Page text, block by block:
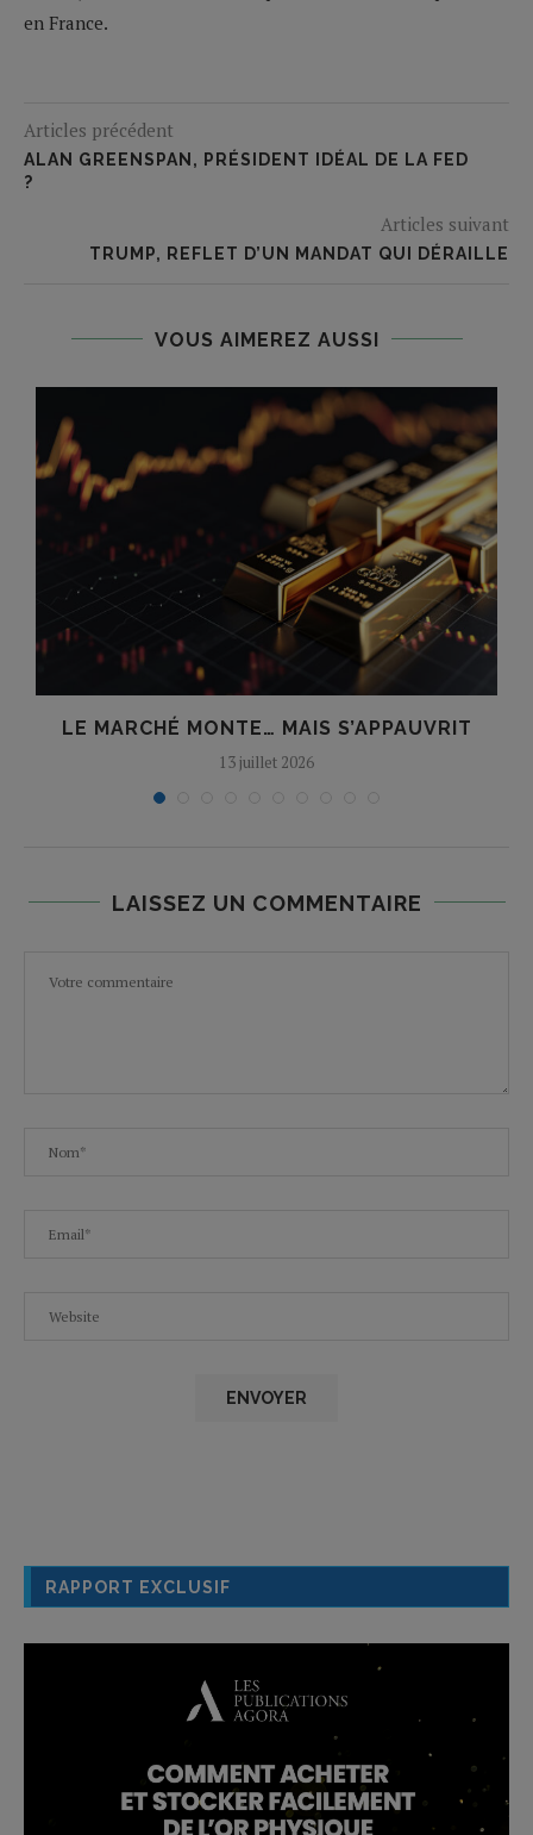
en France.
Articles précédent
ALAN GREENSPAN, PRÉSIDENT IDÉAL DE LA FED
?
Articles suivant
TRUMP, REFLET D’UN MANDAT QUI DÉRAILLE
VOUS AIMEREZ AUSSI
LE MARCHÉ MONTE… MAIS S’APPAUVRIT
13 juillet 2026
LAISSEZ UN COMMENTAIRE
RAPPORT EXCLUSIF